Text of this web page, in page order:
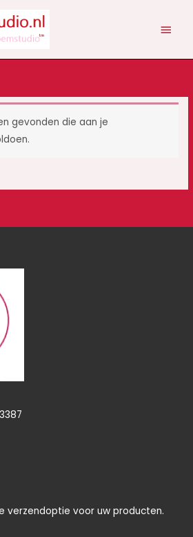
gevonden die aan je
verzendoptie voor uw producten.